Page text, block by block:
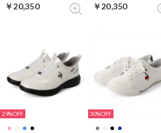
￥20,350 ￥20,350
29% 30%